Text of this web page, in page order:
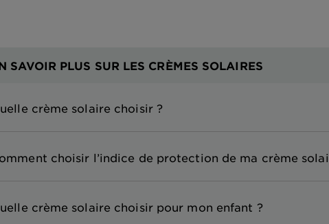
SAVOIR PLUS SUR LES CRÈMES SOLAIRES
crème solaire choisir ?
choisir l’indice de protection de ma crème
crème solaire choisir pour mon enfant ?